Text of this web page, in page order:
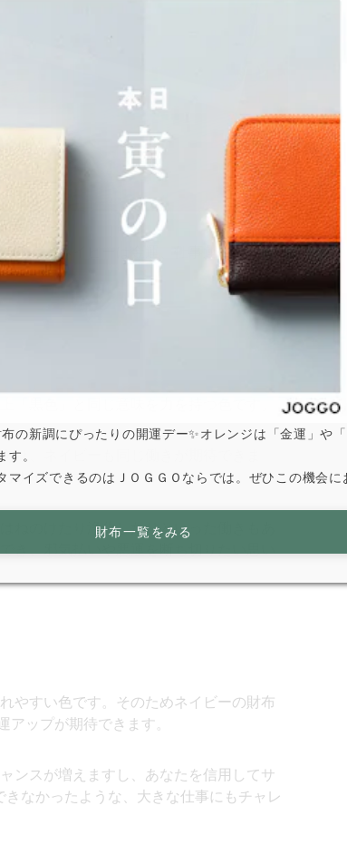
ょう。ネイビーは金運、仕事運ともによ
「黒色」と同じ意味を力を持つ色です。
り、ネイビーも同じ働きが期待できま
すすめです。
ねのけたり浄化したりといった働きもあ
き、邪気払いや悪運を断ち切りたい思い
やすい色です。そのためネイビーの財布
ップが期待できます。
ンスが増えますし、あなたを信用してサ
なかったような、大きな仕事にもチャレ
の新調にぴったりの開運デー✨オレンジは「金運」や
。
マイズできるのはＪＯＧＧＯならでは。ぜひこの機会
財布一覧をみる